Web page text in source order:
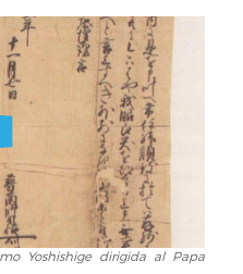
Yoshishige dirigida al Papa